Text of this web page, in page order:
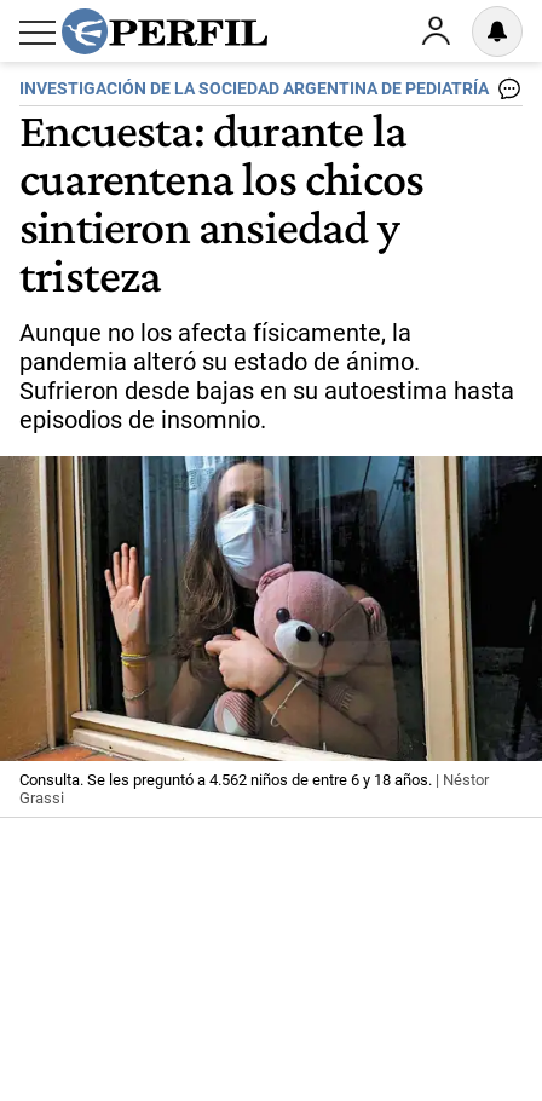
INVESTIGACIÓN DE LA SOCIEDAD ARGENTINA DE PEDIATRÍA
Encuesta: durante la
cuarentena los chicos
sintieron ansiedad y
tristeza
Aunque no los afecta físicamente, la
pandemia alteró su estado de ánimo.
Sufrieron desde bajas en su autoestima hasta
episodios de insomnio.
Consulta. Se les preguntó a 4.562 niños de entre 6 y 18 años. | Néstor
Grassi